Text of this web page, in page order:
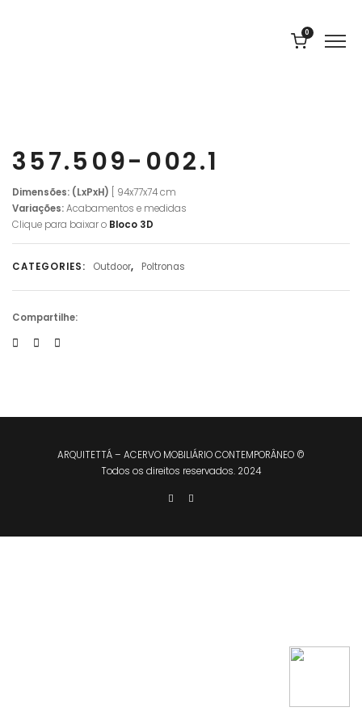
0
357.509-002.1
Dimensões: (LxPxH)
[ 94x77x74 cm
Variações:Acabamentos e medidas
Clique para baixar o Bloco 3D
CATEGORIES: Outdoor, Poltronas
Compartilhe:
ARQUITETTÁ – ACERVO MOBILIÁRIO CONTEMPORÂNEO ©
Todos os direitos reservados. 2024